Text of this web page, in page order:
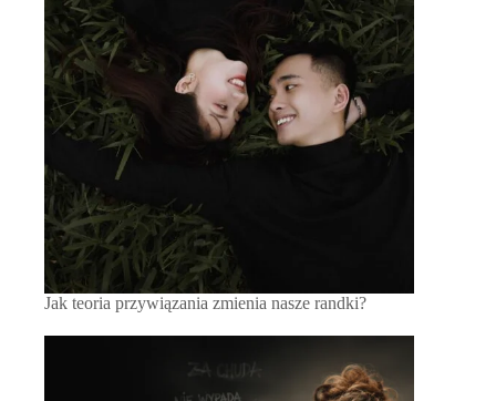
Jak teoria przywiązania zmienia nasze randki?